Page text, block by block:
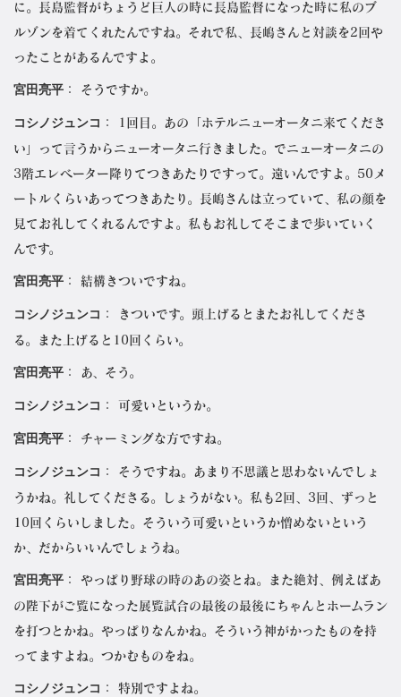
に。長島監督がちょうど巨人の時に長島監督になった時に私のブ
ルゾンを着てくれたんですね。それで私、長嶋さんと対談を2回や
ったことがあるんですよ。
宮田亮平 ： そうですか。
コシノジュンコ ： 1回目。あの「ホテルニューオータニ来てくださ
い」って言うからニューオータニ行きました。でニューオータニの
3階エレベーター降りてつきあたりですって。遠いんですよ。50メ
ートルくらいあってつきあたり。長嶋さんは立っていて、私の顔を
見てお礼してくれるんですよ。私もお礼してそこまで歩いていく
んです。
宮田亮平 ： 結構きついですね。
コシノジュンコ ： きついです。頭上げるとまたお礼してくださ
る。また上げると10回くらい。
宮田亮平 ： あ、そう。
コシノジュンコ ： 可愛いというか。
宮田亮平 ： チャーミングな方ですね。
コシノジュンコ ： そうですね。あまり不思議と思わないんでしょ
うかね。礼してくださる。しょうがない。私も2回、3回、ずっと
10回くらいしました。そういう可愛いというか憎めないという
か、だからいいんでしょうね。
宮田亮平 ： やっぱり野球の時のあの姿とね。また絶対、例えばあ
の陛下がご覧になった展覧試合の最後の最後にちゃんとホームラン
を打つとかね。やっぱりなんかね。そういう神がかったものを持
ってますよね。つかむものをね。
コシノジュンコ ： 特別ですよね。